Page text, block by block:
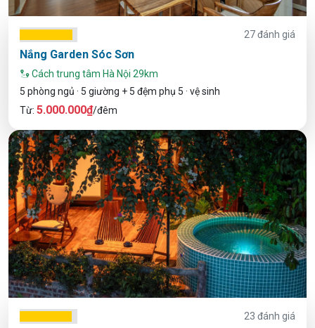
27 đánh giá
Nắng Garden Sóc Sơn
Cách trung tâm Hà Nội 29km
5 phòng ngủ · 5 giường + 5 đệm phụ 5 · vệ sinh
Từ: 5.000.000₫/đêm
23 đánh giá